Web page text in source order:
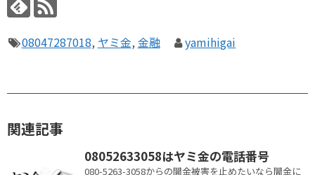
08047287018, ヤミ金, 金融 yamihigai
関連記事
08052633058はヤミ金の電話番号
080-5263-3058からの闇金被害を止めたいなら闇金に